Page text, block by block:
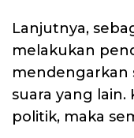
Lanjutnya,
melakukan
mendengarkan
suara yang lain.
politik, maka